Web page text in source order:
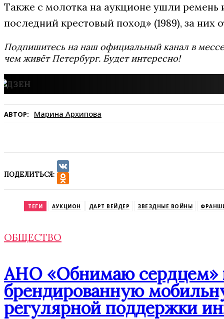
Также с молотка на аукционе ушли
последний крестовый поход» (1989), за них
Подпишитесь на наш официальный канал в
чем живёт Петербург. Будет интересно!
АВТОР: Марина Архипова
ПОДЕЛИТЬСЯ:
VK
ТЕГИ АУКЦИОН ДАРТ ВЕЙДЕР ЗВЕЗДНЫЕ ВОЙНЫ
ОБЩЕСТВО
АНО «Обнимаю сердцем»
брендированную
регулярной поддержки